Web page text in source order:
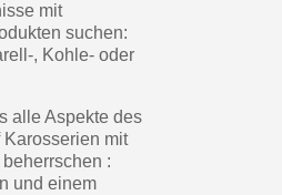
10€ Einkaufsgutschein
mit
suchen:
, Kohle- oder
alle Aspekte des
mit
:
und einem